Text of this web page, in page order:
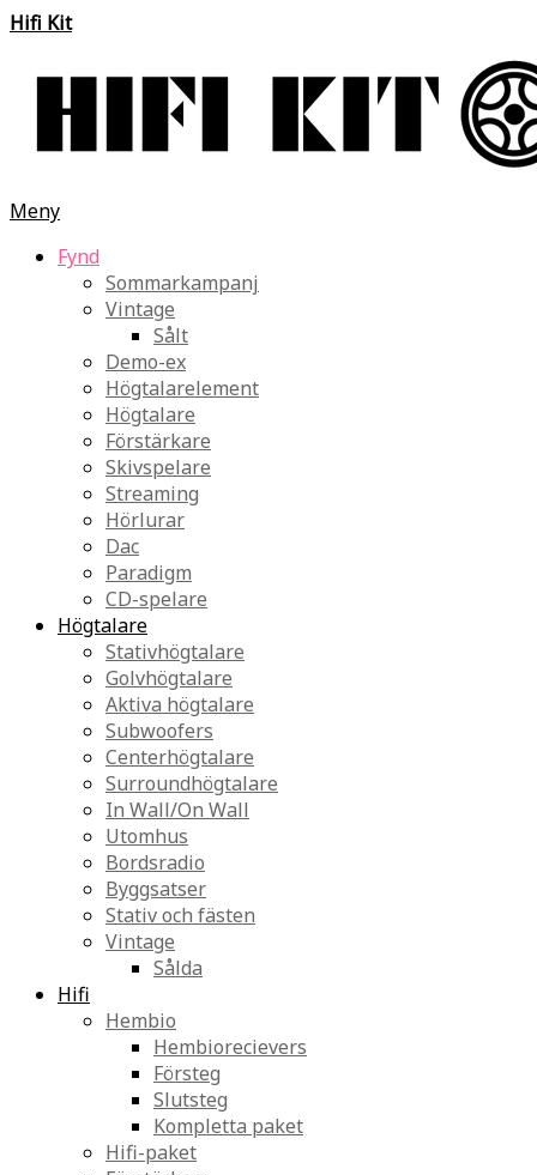
Hifi Kit
Meny
Fynd
Sommarkampanj
Vintage
Sålt
Demo-ex
Högtalarelement
Högtalare
Förstärkare
Skivspelare
Streaming
Hörlurar
Dac
Paradigm
CD-spelare
Högtalare
Stativhögtalare
Golvhögtalare
Aktiva högtalare
Subwoofers
Centerhögtalare
Surroundhögtalare
In Wall/On Wall
Utomhus
Bordsradio
Byggsatser
Stativ och fästen
Vintage
Sålda
Hifi
Hembio
Hembiorecievers
Försteg
Slutsteg
Kompletta paket
Hifi-paket